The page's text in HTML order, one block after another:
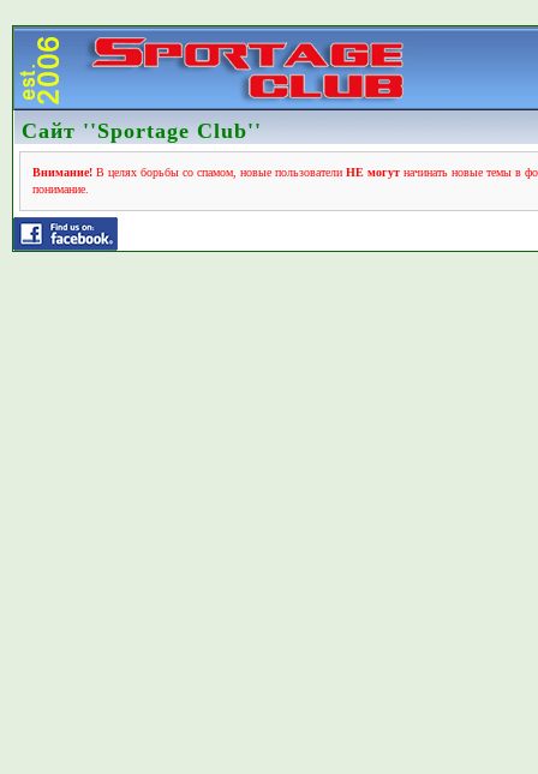
Сайт ''Sportage Club''
Внимание!В целях борьбы со спамом, новые пользователи НЕ могутначинать новые темы в
понимание.